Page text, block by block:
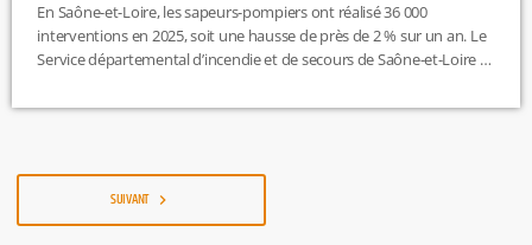
En Saône-et-Loire, les sapeurs-pompiers ont réalisé 36 000
interventions en 2025, soit une hausse de près de 2 % sur un an. Le
Service départemental d’incendie et de secours de Saône-et-Loire a
personne. Un bilan présenté à Mâcon lors les vœux de l’état-major.
SUIVANT navigate_next